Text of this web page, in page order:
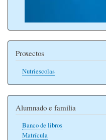
Proxectos
Nutriescolas
Alumnado e familia
Banco de libros
Matrícula